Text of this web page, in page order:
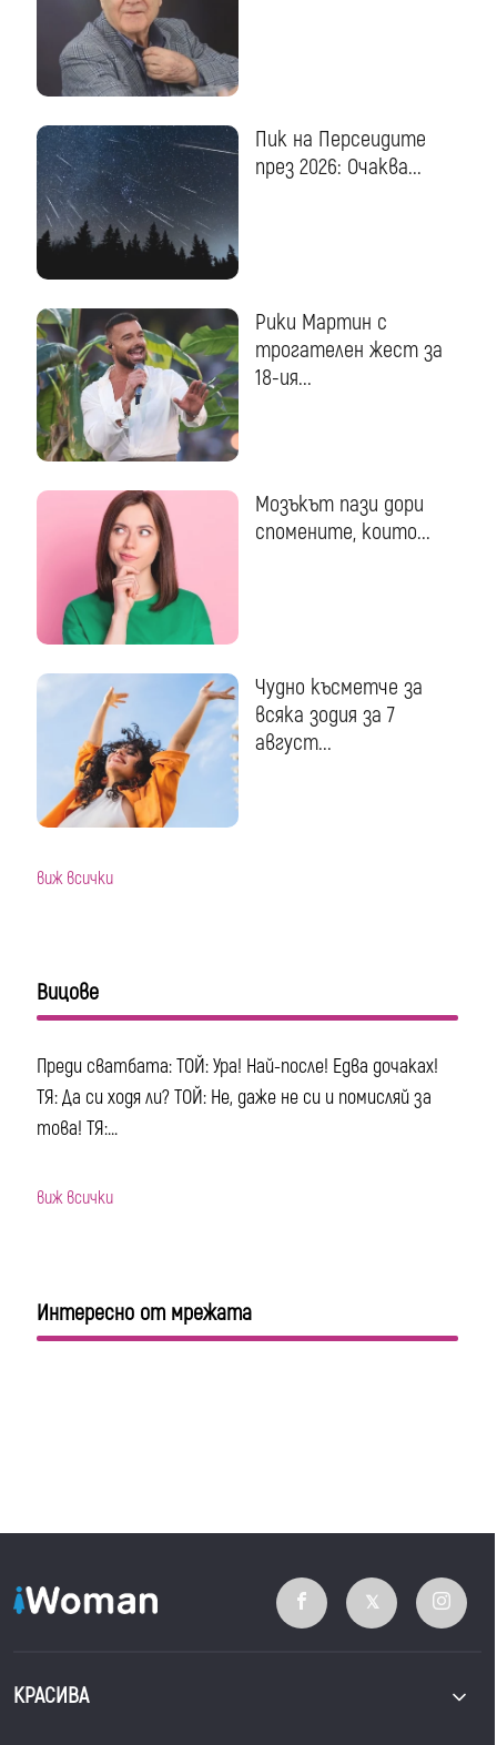
Пик на Персеидите
през 2026: Очаква...
Рики Мартин с
трогателен жест за
18-ия...
Мозъкът пази дори
спомените, които...
Чудно късметче за
всяка зодия за 7
август...
виж всички
Вицове
Преди сватбата: ТОЙ: Ура! Най-после! Едва дочаках!
ТЯ: Да си ходя ли? ТОЙ: Не, даже не си и помисляй за
това! ТЯ:...
виж всички
Интересно от мрежата
КРАСИВА